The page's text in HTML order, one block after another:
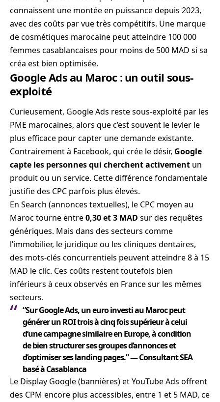
connaissent une montée en puissance depuis 2023,
avec des coûts par vue très compétitifs. Une marque
de cosmétiques marocaine peut atteindre 100 000
femmes casablancaises pour moins de 500 MAD si sa
créa est bien optimisée.
Google Ads au Maroc : un outil sous-
exploité
Curieusement, Google Ads reste sous-exploité par les
PME marocaines, alors que c’est souvent le levier le
plus efficace pour capter une demande existante.
Contrairement à Facebook, qui crée le désir, Google
capte les personnes qui cherchent activement un
produit ou un service. Cette différence fondamentale
justifie des CPC parfois plus élevés.
En Search (annonces textuelles), le CPC moyen au
Maroc tourne entre0,30 et 3 MAD sur des requêtes
génériques. Mais dans des secteurs comme
l’immobilier, le juridique ou les cliniques dentaires,
des mots-clés concurrentiels peuvent atteindre 8 à 15
MAD le clic. Ces coûts restent toutefois bien
inférieurs à ceux observés en France sur les mêmes
secteurs.
“Sur Google Ads, un euro investi au Maroc peut
générer un ROI trois à cinq fois supérieur à celui
d’une campagne similaire en Europe, à condition
de bien structurer ses groupes d’annonces et
d’optimiser ses landing pages.” — Consultant SEA
basé à Casablanca
Le Display Google (bannières) et YouTube Ads offrent
des CPM encore plus accessibles, entre 1 et 5 MAD, ce